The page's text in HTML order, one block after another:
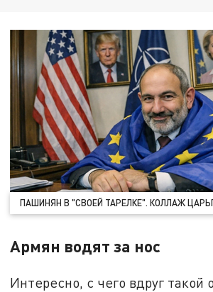
ПАШИНЯН В "СВОЕЙ ТАРЕЛКЕ". КОЛЛАЖ
Армян водят за нос
Интересно, с чего вдруг такой